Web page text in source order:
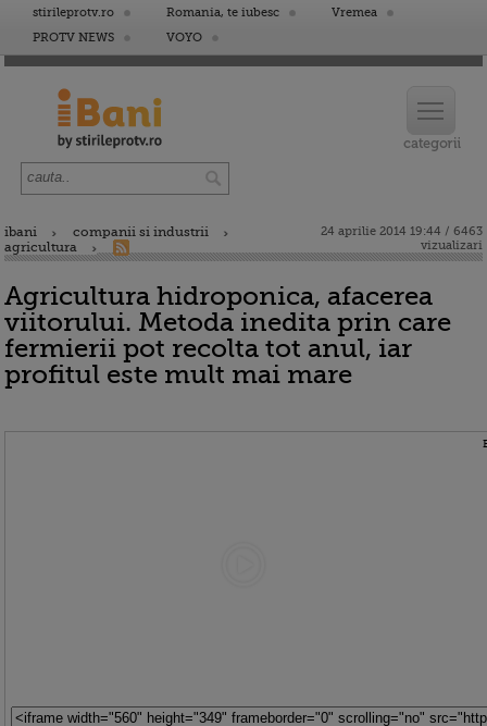
stirileprotv.ro Romania, te iubesc
Vremea
PROTV NEWS
VOYO
ibani
companii si industrii
agricultura
24 aprilie 2014 19:44 / 6463
vizualizari
Agricultura hidroponica, afacerea
viitorului. Metoda inedita prin care
fermierii pot recolta tot anul, iar
profitul este mult mai mare